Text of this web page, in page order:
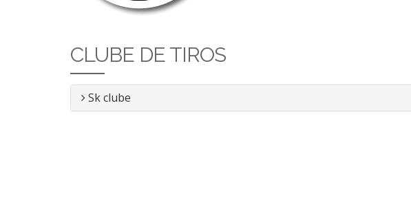
CLUBE DE TIROS
Sk clube